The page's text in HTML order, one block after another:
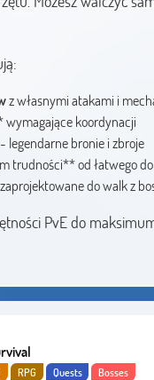
z własnymi atakami i
koordynacji
legendarne bronie i zbroje
trudności** od łatwego
do walk z
PvE do
RPG Quests
Bosses